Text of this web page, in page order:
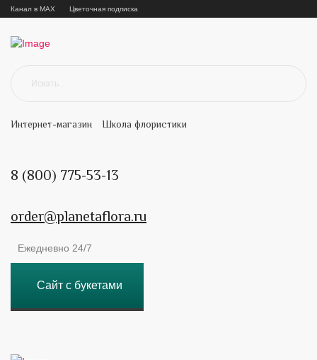
Канал в MAX Цветочная подписка
Интернет-магазин Школа флористики
8 (800) 775-53-13
order@planetaflora.ru
Ежедневно 24/7
Сайт с букетами